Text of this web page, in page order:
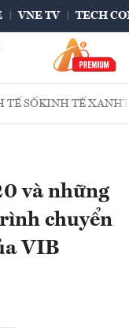
VNE TV TECH
TẾ SỐKINH TẾ XANH
và những
chuyển
VIB